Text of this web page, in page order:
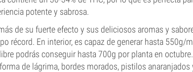
potente y sabrosa.
de su fuerte efecto y sus deliciosos aromas y
récord. En interior, es capaz de generar hasta 550g/
podrás conseguir hasta 700g por planta en
de lágrima, bordes morados, pistilos